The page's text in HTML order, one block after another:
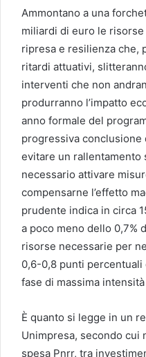
Ammontano a una
miliardi di euro le
ripresa e resilienza che,
ritardi attuativi,
interventi che non
produrranno l’impatto
anno formale del
progressiva conclusione
evitare un rallentamento
necessario attivare
compensarne l’effetto
prudente indica in circa
a poco meno dello 0,7%
risorse necessarie per
0,6-0,8 punti
fase di massima
È quanto si legge in un
Unimpresa, secondo cui
spesa Pnrr, tra